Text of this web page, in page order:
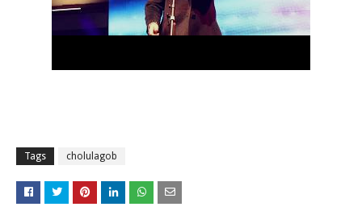
Tags cholulagob